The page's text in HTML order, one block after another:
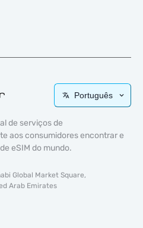
Português
de serviços de
aos consumidores encontrar e
eSIM do mundo.
Global Market Square,
Arab Emirates